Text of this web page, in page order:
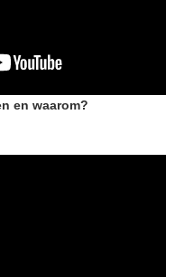
en waarom?